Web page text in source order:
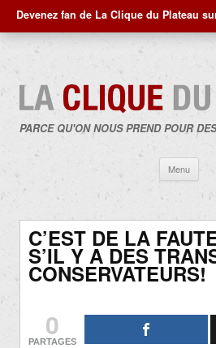
Devenez fan de La Clique du Plateau
PARCE QU'ON NOUS PREND POUR
Menu
C’EST DE LA
S’IL Y A DES
CONSERVATEURS!
0
PARTAGES